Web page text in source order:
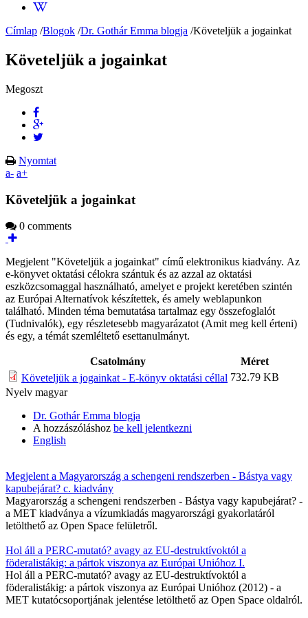
Címlap /Blogok /Dr. Gothár Emma blogja /Követeljük a jogainkat
Követeljük a jogainkat
Megoszt
Nyomtat
a- a+
Követeljük a jogainkat
0 comments
Megjelent "Követeljük a jogainkat" című elektronikus kiadvány. Az
e-könyvet oktatási célokra szántuk és az azzal az oktatási
eszközcsomaggal használható, amelyet e projekt keretében szintén
az Európai Alternatívok készítettek, és amely weblapunkon
található. Minden téma bemutatása tartalmaz egy összefoglalót
(Tudnivalók), egy részletesebb magyarázatot (Amit meg kell érteni)
és egy, a témát szemléltető esettanulmányt.
Csatolmány
Méret
Követeljük a jogainkat - E-könyv oktatási céllal 732.79 KB
Nyelv magyar
Dr. Gothár Emma blogja
A hozzászóláshoz be kell jelentkezni
English
Megjelent a Magyarország a schengeni rendszerben - Bástya vagy
kapubejárat? c. kiadvány
Magyarország a schengeni rendszerben - Bástya vagy kapubejárat? -
a MET kiadványa a vízumkiadás magyarországi gyakorlatáról
letölthető az Open Space felületről.
Hol áll a PERC-mutató? avagy az EU-destruktívoktól a
föderalistákig: a pártok viszonya az Európai Unióhoz I.
Hol áll a PERC-mutató? avagy az EU-destruktívoktól a
föderalistákig: a pártok viszonya az Európai Unióhoz (2012) - a
MET kutatócsoportjának jelentése letölthető az Open Space oldalról.